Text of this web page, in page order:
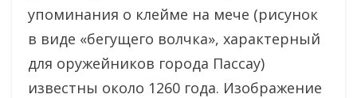
упоминания о клейме на мече (рисунок
в виде «бегущего волчка», характерный
для оружейников города Пассау)
известны около 1260 года. Изображение